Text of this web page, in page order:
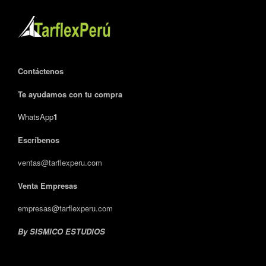
Contáctenos
Te ayudamos con tu compra
WhatsApp1
Escríbenos
ventas@tarflexperu.com
Venta Empresas
empresas@tarflexperu.com
By SISMICO ESTUDIOS